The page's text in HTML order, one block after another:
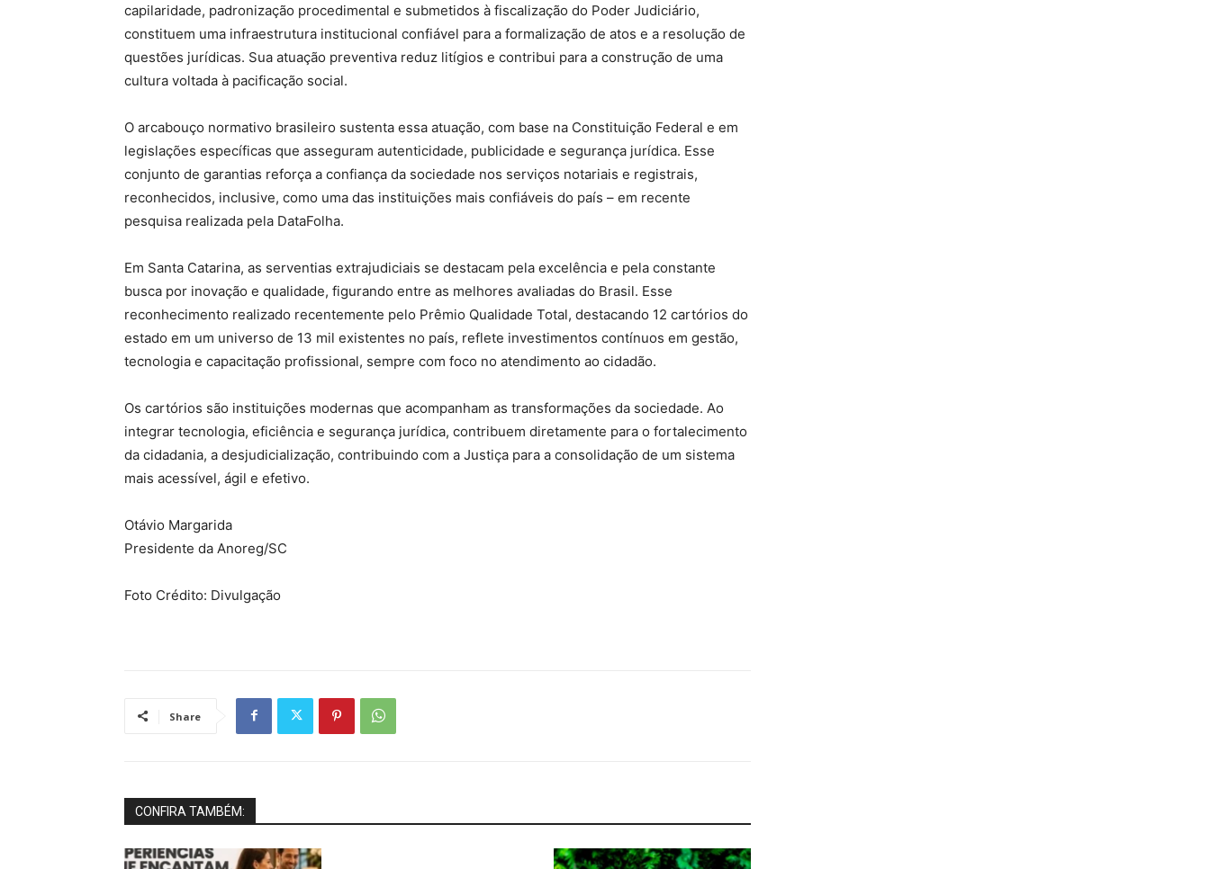
capilaridade, padronização procedimental e submetidos à fiscalização do Poder Judiciário,
constituem uma infraestrutura institucional confiável para a formalização de atos e a resolução de
questões jurídicas. Sua atuação preventiva reduz litígios e contribui para a construção de uma
cultura voltada à pacificação social.
O arcabouço normativo brasileiro sustenta essa atuação, com base na Constituição Federal e em
legislações específicas que asseguram autenticidade, publicidade e segurança jurídica. Esse
conjunto de garantias reforça a confiança da sociedade nos serviços notariais e registrais,
reconhecidos, inclusive, como uma das instituições mais confiáveis do país – em recente
pesquisa realizada pela DataFolha.
Em Santa Catarina, as serventias extrajudiciais se destacam pela excelência e pela constante
busca por inovação e qualidade, figurando entre as melhores avaliadas do Brasil. Esse
reconhecimento realizado recentemente pelo Prêmio Qualidade Total, destacando 12 cartórios do
estado em um universo de 13 mil existentes no país, reflete investimentos contínuos em gestão,
tecnologia e capacitação profissional, sempre com foco no atendimento ao cidadão.
Os cartórios são instituições modernas que acompanham as transformações da sociedade. Ao
integrar tecnologia, eficiência e segurança jurídica, contribuem diretamente para o fortalecimento
da cidadania, a desjudicialização, contribuindo com a Justiça para a consolidação de um sistema
mais acessível, ágil e efetivo.
Otávio Margarida
Presidente da Anoreg/SC
Foto Crédito: Divulgação
Share
CONFIRA TAMBÉM: